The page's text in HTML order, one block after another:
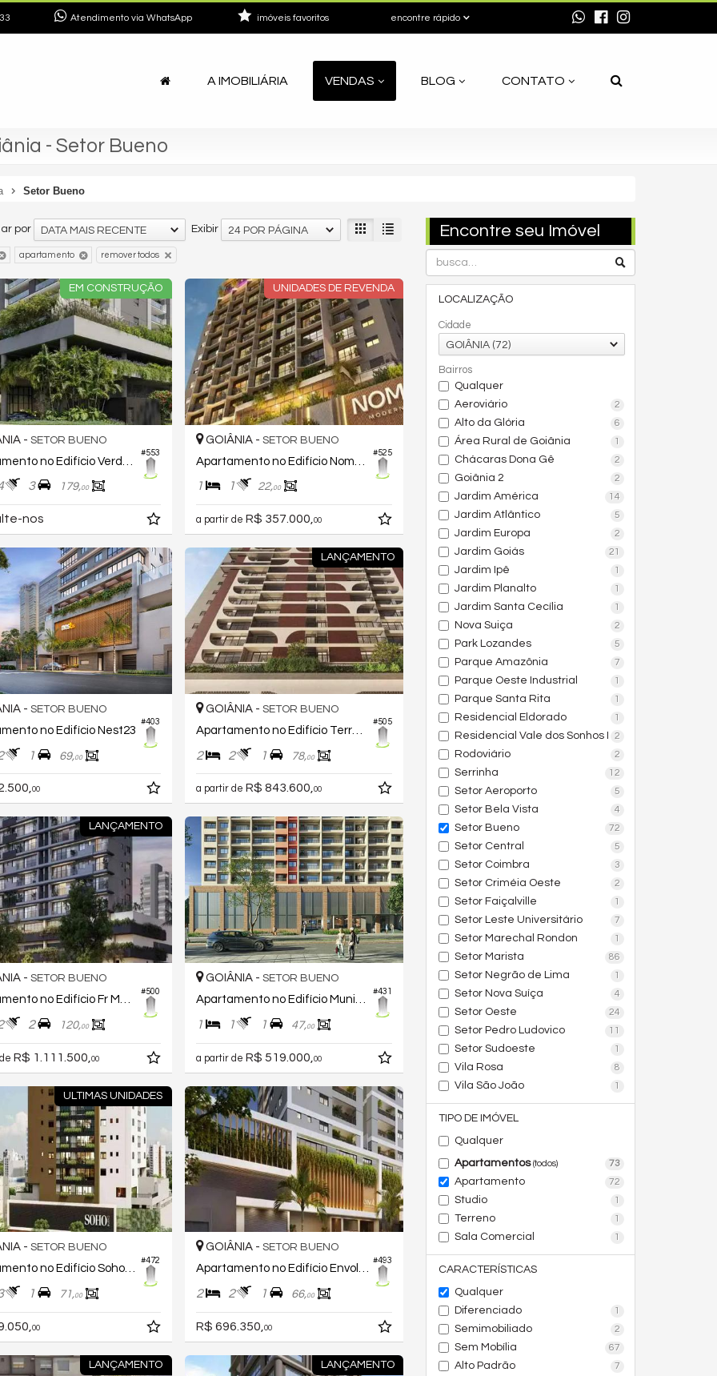
Atendimento via WhatsApp encontre rápido
imóveis favoritos
A IMOBILIÁRIA VENDAS BLOG CONTATO
- Setor Bueno
Setor Bueno
Encontre seu Imóvel
LOCALIZAÇÃO
Cidade
GOIÂNIA (72)
Bairros
Qualquer
Aeroviário
2
Alto da Glória 6
Área Rural de Goiânia 1
Chácaras Dona Gê 2
Goiânia 2 2
Jardim América 14
Jardim Atlântico 5
Jardim Europa 2
Jardim Goiás 21
Jardim Ipê 1
Jardim Planalto 1
Jardim Santa Cecília 1
Nova Suiça 2
Park Lozandes 5
Parque Amazônia 7
Parque Oeste Industrial 1
Parque Santa Rita 1
Residencial Eldorado 1
Residencial Vale dos Sonhos I 2
Rodoviário 2
Serrinha 12
Setor Aeroporto 5
Setor Bela Vista 4
Setor Bueno 72
Setor Central 5
Setor Coimbra 3
Setor Criméia Oeste 2
Setor Faiçalville 1
Setor Leste Universitário 7
Setor Marechal Rondon 1
Setor Marista 86
Setor Negrão de Lima 1
Setor Nova Suíça 4
Setor Oeste 24
Setor Pedro Ludovico 11
Setor Sudoeste 1
Vila Rosa 8
Vila São João 1
TIPO DE IMÓVEL
Qualquer
Apartamentos(todos) 73
Apartamento 72
Studio 1
Terreno 1
Sala Comercial 1
CARACTERÍSTICAS
Qualquer
Diferenciado
1
Semimobiliado 2
Sem Mobília 67
Alto Padrão 7
Exibir 24 POR PÁGINA
por DATA MAIS RECENTE
apartamento remover todos
EM CONSTRUÇÃO
#553
- SETOR BUENO
3 179,00
nos
UNIDADES DE REVENDA
#525
GOIÂNIA - SETOR BUENO
1 1 22,00
a partir de R$ 357.000, 00
#403
- SETOR BUENO
no Edifício Nest23
1 69,00
00
LANÇAMENTO
#505
GOIÂNIA - SETOR BUENO
Apartamento no Edifício Terrê By Mzn
2 2 1 78,00
a partir de R$ 843.600,00
LANÇAMENTO
#500
- SETOR BUENO
Apartamento no Edifício Fr Magno
2 120,00
R$ 1.111.500, 00
#431
GOIÂNIA - SETOR BUENO
Apartamento no Edifício Municipal Arquitetura de Goiânia
1 1 1 47,00
a partir de R$ 519.000, 00
ULTIMAS UNIDADES
#472
- SETOR BUENO
Apartamento no Edifício Soho Bueno
1 71,00
00
#493
GOIÂNIA - SETOR BUENO
Apartamento no Edifício Envolt Biophilic Home
2 2 1 66,00
R$ 696.350, 00
LANÇAMENTO LANÇAMENTO